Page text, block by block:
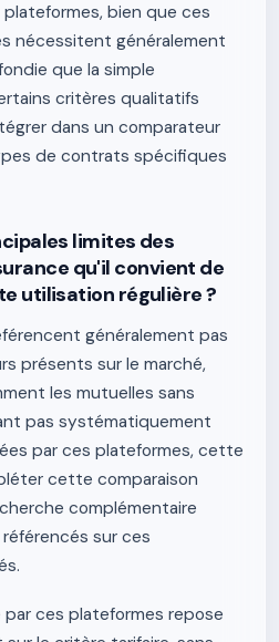
bien que ces
nécessitent généralement
que la simple
critères qualitatifs
dans un comparateur
de contrats spécifiques
limites des
qu'il convient de
utilisation régulière ?
généralement pas
présents sur le marché,
les mutuelles sans
pas systématiquement
par ces plateformes, cette
cette comparaison
complémentaire
sur ces
ces plateformes repose